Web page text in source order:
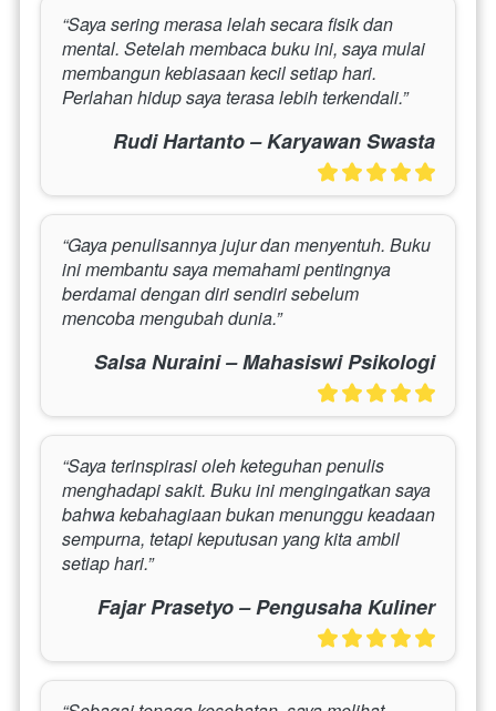
“Saya sering merasa lelah secara fisik dan
mental. Setelah membaca buku ini, saya mulai
membangun kebiasaan kecil setiap hari.
Perlahan hidup saya terasa lebih terkendali.”
Rudi Hartanto – Karyawan Swasta
“Gaya penulisannya jujur dan menyentuh. Buku
ini membantu saya memahami pentingnya
berdamai dengan diri sendiri sebelum
mencoba mengubah dunia.”
Salsa Nuraini – Mahasiswi Psikologi
“Saya terinspirasi oleh keteguhan penulis
menghadapi sakit. Buku ini mengingatkan saya
bahwa kebahagiaan bukan menunggu keadaan
sempurna, tetapi keputusan yang kita ambil
setiap hari.”
Fajar Prasetyo – Pengusaha Kuliner